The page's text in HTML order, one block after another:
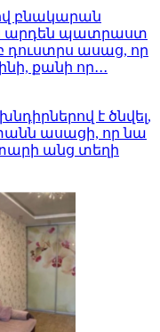
բնակարան
արդեն պատրաստ
դուստրս ասաց, որ
քանի որ․․․
է ծնվել,
ասացի, որ նա
տարի անց տեղի